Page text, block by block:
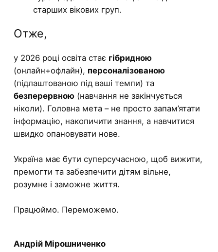
старших вікових груп.
Отже,
у 2026 році освіта стає гібридною
(онлайн+офлайн), персоналізованою
(підлаштованою під ваші темпи) та
безперервною (навчання не закінчується
ніколи). Головна мета – не просто запам’ятати
інформацію, накопичити знання, а навчитися
швидко опановувати нове.
Україна має бути суперсучасною, щоб вижити,
премогти та забезпечити дітям вільне,
розумне і заможне життя.
Працюймо. Переможемо.
Андрій Мірошниченко